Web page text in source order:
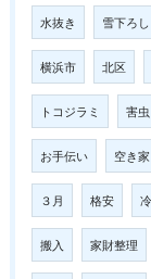
水抜き 雪下ろし
横浜市 北区
トコジラミ 害虫
お手伝い 空き家
３月 格安
搬入 家財整理